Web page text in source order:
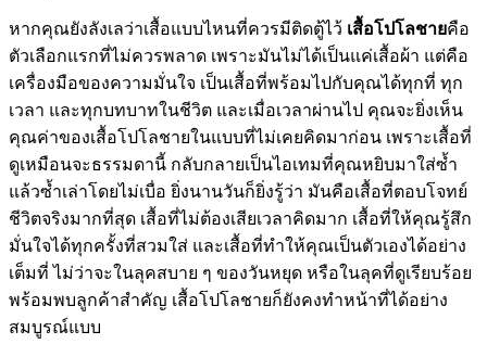
หากคุณยังลังเลว่าเสื้อแบบไหนที่ควรมีติดตู้ไว้ เสื้อโปโลชายคือ
ตัวเลือกแรกที่ไม่ควรพลาด เพราะมันไม่ได้เป็นแค่เสื้อผ้า แต่คือ
เครื่องมือของความมั่นใจ เป็นเสื้อที่พร้อมไปกับคุณได้ทุกที่ ทุก
เวลา และทุกบทบาทในชีวิต และเมื่อเวลาผ่านไป คุณจะยิ่งเห็น
คุณค่าของเสื้อโปโลชายในแบบที่ไม่เคยคิดมาก่อน เพราะเสื้อที่
ดูเหมือนจะธรรมดานี้ กลับกลายเป็นไอเทมที่คุณหยิบมาใส่ซ้ำ
แล้วซ้ำเล่าโดยไม่เบื่อ ยิ่งนานวันก็ยิ่งรู้ว่า มันคือเสื้อที่ตอบโจทย์
ชีวิตจริงมากที่สุด เสื้อที่ไม่ต้องเสียเวลาคิดมาก เสื้อที่ให้คุณรู้สึก
มั่นใจได้ทุกครั้งที่สวมใส่ และเสื้อที่ทำให้คุณเป็นตัวเองได้อย่าง
เต็มที่ ไม่ว่าจะในลุคสบาย ๆ ของวันหยุด หรือในลุคที่ดูเรียบร้อย
พร้อมพบลูกค้าสำคัญ เสื้อโปโลชายก็ยังคงทำหน้าที่ได้อย่าง
สมบูรณ์แบบ